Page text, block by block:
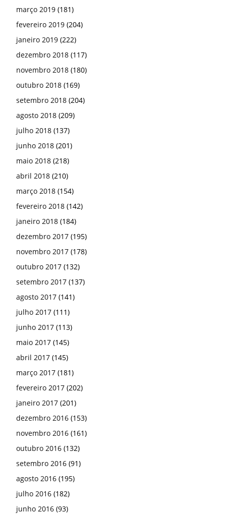
março 2019 (181)
fevereiro 2019 (204)
janeiro 2019 (222)
dezembro 2018 (117)
novembro 2018 (180)
outubro 2018 (169)
setembro 2018 (204)
agosto 2018 (209)
julho 2018 (137)
junho 2018 (201)
maio 2018 (218)
abril 2018 (210)
março 2018 (154)
fevereiro 2018 (142)
janeiro 2018 (184)
dezembro 2017 (195)
novembro 2017 (178)
outubro 2017 (132)
setembro 2017 (137)
agosto 2017 (141)
julho 2017 (111)
junho 2017 (113)
maio 2017 (145)
abril 2017 (145)
março 2017 (181)
fevereiro 2017 (202)
janeiro 2017 (201)
dezembro 2016 (153)
novembro 2016 (161)
outubro 2016 (132)
setembro 2016 (91)
agosto 2016 (195)
julho 2016 (182)
junho 2016 (93)